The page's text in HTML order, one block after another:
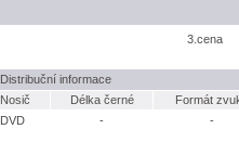
3.cena
Distribuční informace
Nosič
Délka černé
Formát
DVD
- -